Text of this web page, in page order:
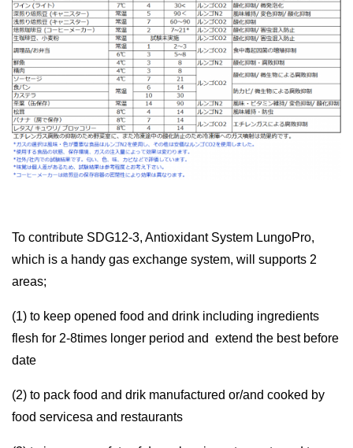
To contribute SDG12-3, Antioxidant System LungoPro,
which is a handy gas exchange system, will supports 2
areas;
(1) to keep opened food and drink including ingredients
flesh for 2-8times longer period and extend the best before
date
(2) to pack food and drik manufactured or/and cooked by
food servicesa and restaurants